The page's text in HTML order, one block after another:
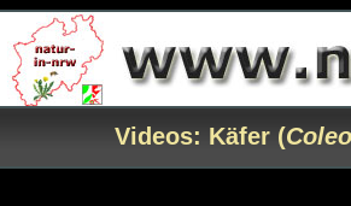
Videos: Käfer (